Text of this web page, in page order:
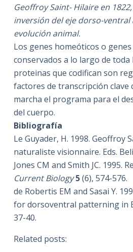
Geoffroy Saint- Hilaire en
inversión del eje dorso-ventral
evolución animal.
Los genes homeóticos o
conservados a lo largo de toda
proteinas que codifican son
factores de transcripción clave
marcha el programa para el
del cuerpo.
Bibliografía
Le Guyader, H. 1998. Geoffroy
naturaliste visionnaire. Eds.
Jones CM and Smith JC. 1995.
Current Biology 5(6), 574-576.
de Robertis EM and Sasai Y.
for dorsoventral patterning in
37-40.
Related posts: